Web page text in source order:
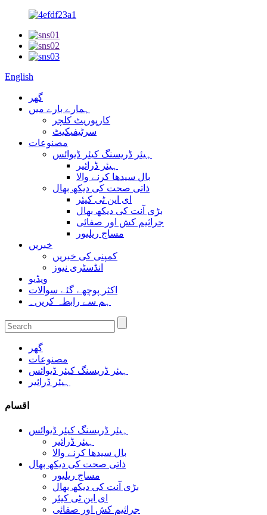
English
گھر
ہمارے بارے میں
کارپوریٹ کلچر
سرٹیفیکیٹ
مصنوعات
ہیئر ڈریسنگ کیئر ڈیوائس
ہیئر ڈرائیر
بال سیدھا کرنے والا
ذاتی صحت کی دیکھ بھال
ای این ٹی کیئر
بڑی آنت کی دیکھ بھال
جراثیم کش اور صفائی
مساج ریلیور
خبریں
کمپنی کی خبریں
انڈسٹری نیوز
ویڈیو
اکثر پوچھے گئے سوالات
ہم سے رابطہ کریں۔
گھر
مصنوعات
ہیئر ڈریسنگ کیئر ڈیوائس
ہیئر ڈرائیر
اقسام
ہیئر ڈریسنگ کیئر ڈیوائس
ہیئر ڈرائیر
بال سیدھا کرنے والا
ذاتی صحت کی دیکھ بھال
مساج ریلیور
بڑی آنت کی دیکھ بھال
ای این ٹی کیئر
جراثیم کش اور صفائی